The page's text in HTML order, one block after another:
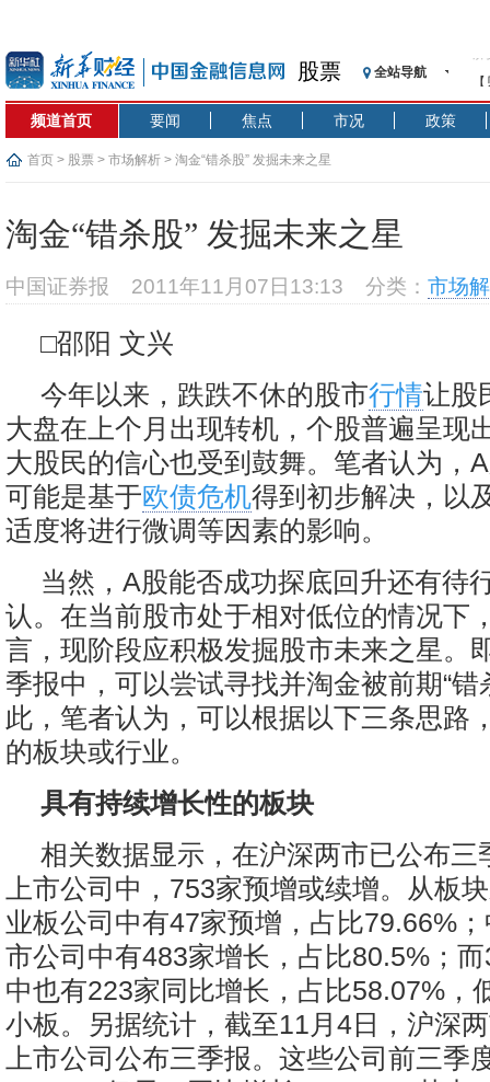
股票 全站导航
记
沥
频道首页 要闻 焦点 市况 政策
首页 > 股票 > 市场解析 > 淘金“错杀股” 发掘未来之星
淘金“错杀股” 发掘未来之星
中国证券报 2011年11月07日13:13 分类： 市场
□邵阳 文兴
今年以来，跌跌不休的股市行情让股
大盘在上个月出现转机，个股普遍呈现
大股民的信心也受到鼓舞。笔者认为，
可能是基于欧债危机得到初步解决，以
适度将进行微调等因素的影响。
当然，A股能否成功探底回升还有待
认。在当前股市处于相对低位的情况下
言，现阶段应积极发掘股市未来之星。
季报中，可以尝试寻找并淘金被前期“错
此，笔者认为，可以根据以下三条思路
的板块或行业。
具有持续增长性的板块
相关数据显示，在沪深两市已公布三
上市公司中，753家预增或续增。从板
业板公司中有47家预增，占比79.66%
市公司中有483家增长，占比80.5%；
中也有223家同比增长，占比58.07%，
小板。另据统计，截至11月4日，沪深
上市公司公布三季报。这些公司前三季